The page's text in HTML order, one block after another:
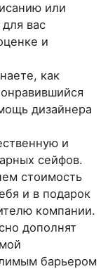
или
вас
и
как
дизайнера
и
сейфов.
стоимость
и в подарок
компании.
дополнят
барьером